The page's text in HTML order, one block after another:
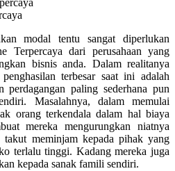
modal tentu sangat diperlukan
Terpercaya dari perusahaan yang
bisnis anda. Dalam realitanya
terbesar saat ini adalah
paling sederhana pun
Masalahnya, dalam memulai
orang terkendala dalam hal biaya
mereka mengurungkan niatnya
takut meminjam kepada pihak yang
terlalu tinggi. Kadang mereka juga
kepada sanak famili sendiri.